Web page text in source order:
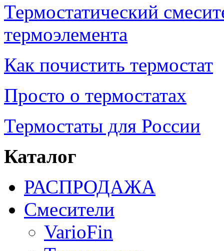
Термостатический
термоэлемента
Как почистить термостат
Просто о термостатах
Термостаты для России
Каталог
РАСПРОДАЖА
Смесители
VarioFin